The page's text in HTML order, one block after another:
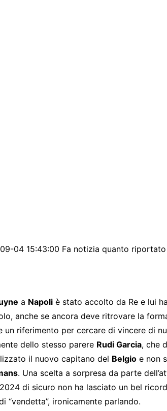
04 15:43:00 Fa notizia quanto
a Napoli è stato accolto da Re e lui
anche se ancora deve ritrovare la
un riferimento per cercare di vincere di
dello stesso parere Rudi Garcia, che
il nuovo capitano del Belgio e non
. Una scelta a sorpresa da parte
di sicuro non ha lasciato un bel
“vendetta”, ironicamente parlando.